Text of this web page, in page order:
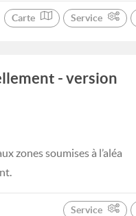
Carte Service
- version
zones soumises à l’aléa
Service